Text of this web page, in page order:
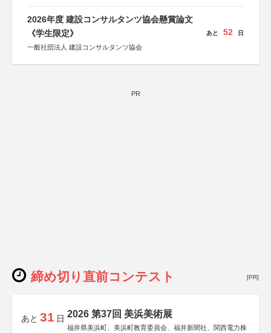
2026年度 建設コンサルタンツ協会懸賞論文
《学生限定》
一般社団法人 建設コンサルタンツ協会
あと 52 日
PR
締め切り直前コンテスト [PR]
あと 31 日 2026 第37回 美浜美術展
福井県美浜町、美浜町教育委員会、福井新聞社、関西電力株